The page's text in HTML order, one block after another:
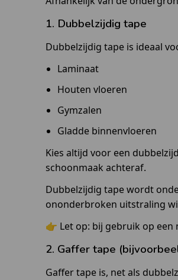
1. Dubbelzijdig tape
Dubbelzijdig tape is ideaal
Laminaat
Houten vloeren
Gymzalen
Gladde binnenvloeren
Kies altijd voor een
schoonmaak achteraf.
Dubbelzijdig tape wordt
ononderbroken uitstraling
👉 Let op: bij gebruik op
2. Gaffer tape
Gaffer tape is, net als